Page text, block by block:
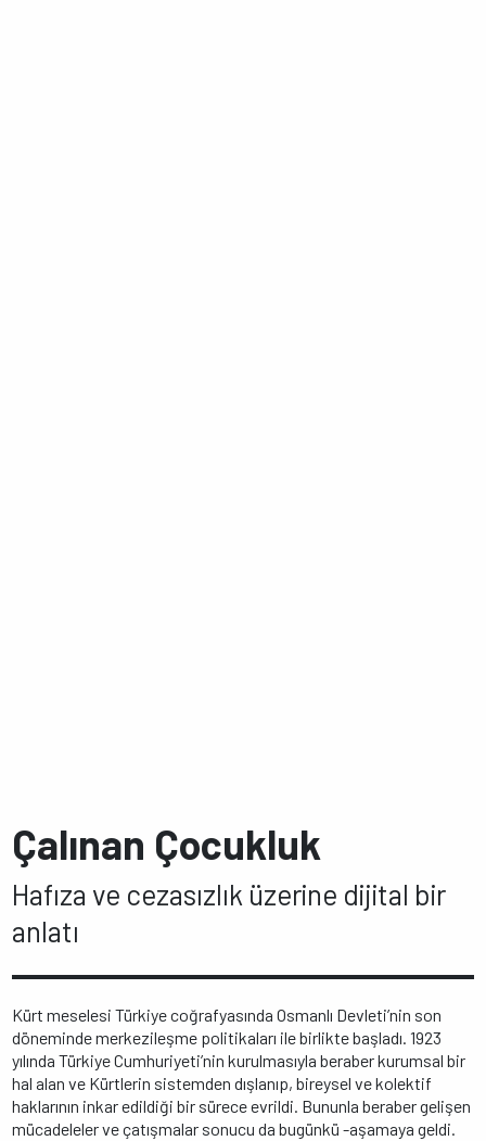
Çalınan Çocukluk
Hafıza ve cezasızlık üzerine dijital bir
anlatı
Kürt meselesi Türkiye coğrafyasında Osmanlı Devleti’nin son
döneminde merkezileşme politikaları ile birlikte başladı. 1923
yılında Türkiye Cumhuriyeti’nin kurulmasıyla beraber kurumsal bir
hal alan ve Kürtlerin sistemden dışlanıp, bireysel ve kolektif
haklarının inkar edildiği bir sürece evrildi. Bununla beraber gelişen
mücadeleler ve çatışmalar sonucu da bugünkü -aşamaya geldi.